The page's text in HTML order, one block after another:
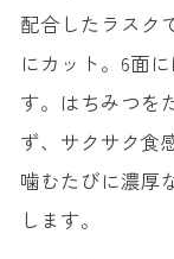
配合したラスク
にカット。6面
す。はちみつを
ず、サクサク食
噛むたびに濃厚
します。